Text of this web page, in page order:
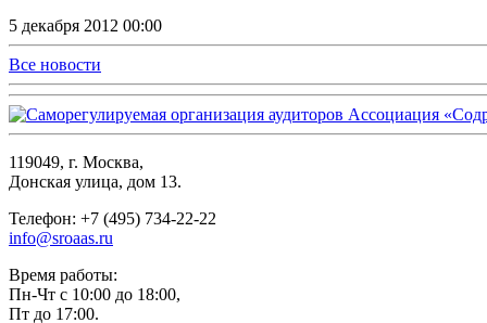
5 декабря 2012 00:00
Все новости
119049, г. Москва,
Донская улица, дом 13.
Телефон: +7 (495) 734-22-22
info@sroaas.ru
Время работы:
Пн-Чт с 10:00 до 18:00,
Пт до 17:00.